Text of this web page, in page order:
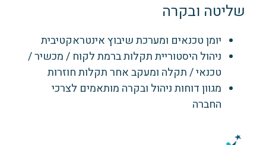
שליטה ובקרה
יומן טכנאים ומערכת שיבוץ אינטראקטיבית
ניהול היסטוריית תקלות ברמת לקוח / מכשיר /
טכנאי / תקלה ומעקב אחר תקלות חוזרות
מגוון דוחות ניהול ובקרה מותאמים לצרכי
החברה